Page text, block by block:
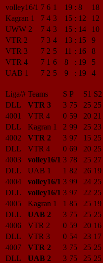
volley16/1 7 6 1 19 : 8
18
Kagran 1
7 4 3 15 : 12
12
UWW 2
7 4 3 15 : 14
10
VTR 2
7 3 4 13 : 15
9
VTR 3
7 2 5 11 : 16
8
VTR 4
7 1 6 8 : 19
5
UAB 1
7 2 5 9 : 19 4
Liga/# Teams S P S1 S2
DLL
VTR 3 3 75 25 25
4001
VTR 4 0 59 20 21
DLL
Kagran 1 2 99 25 23
4002
VTR 2 3 97 15 25
DLL
VTR 4 0 69 20 25
4003
volley16/1 3 78 25 27
DLL
UAB 1 1 82 26 19
4004
volley16/1 3 99 24 25
DLL
volley16/1 3 97 22 25
4005
Kagran 1 1 85 25 19
DLL
UAB 2 3 75 25 25
4006
VTR 2 0 59 20 16
DLL
VTR 3 0 54 23 17
4007
VTR 2 3 75 25 25
DLL
UAB 2 3 75 25 25